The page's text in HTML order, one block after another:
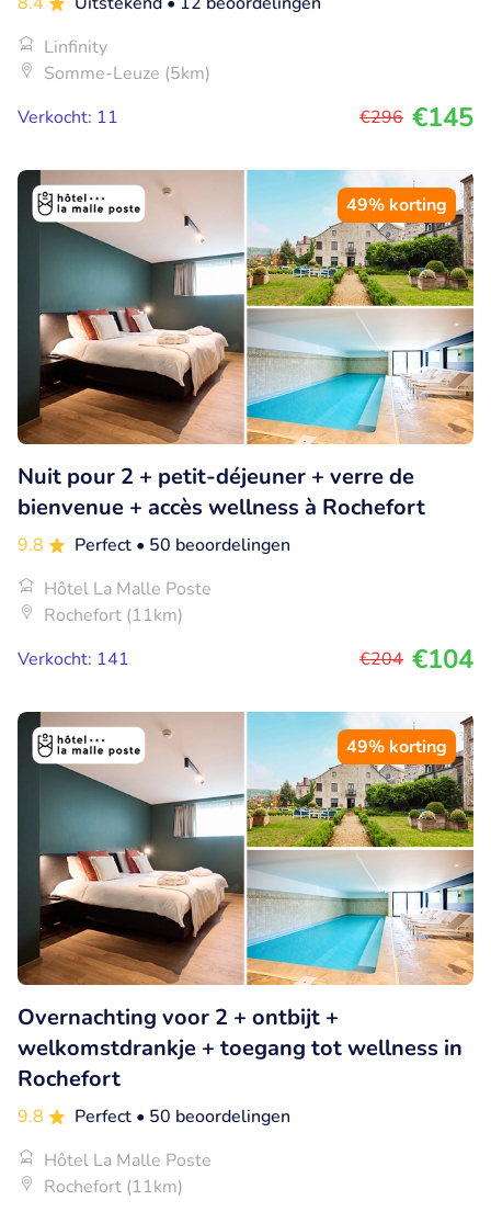
Linfinity
Somme-Leuze (5km)
Verkocht: 11
€296 €145
49% korting
Nuit pour 2 + petit-déjeuner + verre de
bienvenue + accès wellness à Rochefort
9.8 Perfect • 50 beoordelingen
Hôtel La Malle Poste
Rochefort (11km)
Verkocht: 141
€204 €104
49% korting
Overnachting voor 2 + ontbijt +
welkomstdrankje + toegang tot wellness in
Rochefort
9.8 Perfect • 50 beoordelingen
Hôtel La Malle Poste
Rochefort (11km)